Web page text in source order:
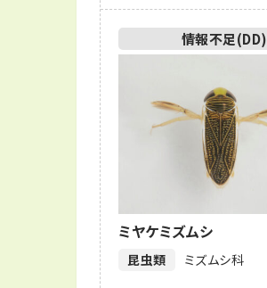
昆虫類
ミヤケミズムシ
ミズムシ科
情報不足(DD)